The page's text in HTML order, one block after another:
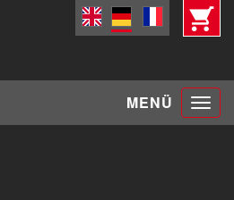
MENÜ Toggle